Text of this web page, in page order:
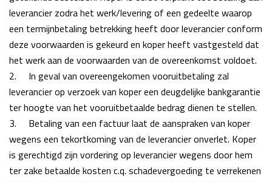
leverancier zodra het werk/levering of een gedeelte waarop
een termijnbetaling betrekking heeft door leverancier conform
deze voorwaarden is gekeurd en koper heeft vastgesteld dat
het werk aan de voorwaarden van de overeenkomst voldoet.
2.
In geval van overeengekomen vooruitbetaling zal
leverancier op verzoek van koper een deugdelijke bankgarantie
ter hoogte van het vooruitbetaalde bedrag dienen te stellen.
3.
Betaling van een factuur laat de aanspraken van koper
wegens een tekortkoming van de leverancier onverlet. Koper
is gerechtigd zijn vordering op leverancier wegens door hem
ter zake betaalde kosten c.q. schadevergoeding te verrekenen